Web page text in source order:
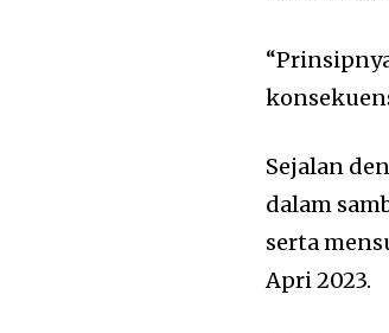
Sejalan
dalam
serta
Apri 2023.